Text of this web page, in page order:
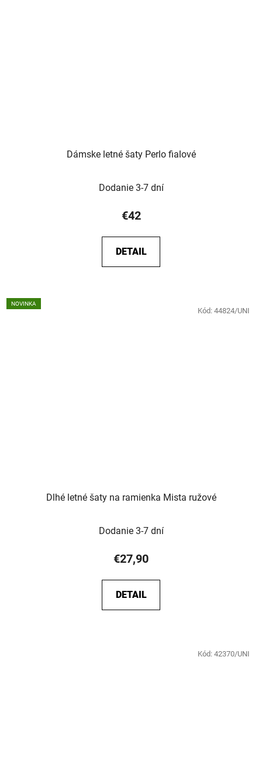
Dámske letné šaty Perlo fialové
Dodanie 3-7 dní
€42
DETAIL
NOVINKA
Dlhé letné šaty na ramienka Mista ružové
Dodanie 3-7 dní
€27,90
DETAIL
Kód: 44824/UNI
Kód: 42370/UNI